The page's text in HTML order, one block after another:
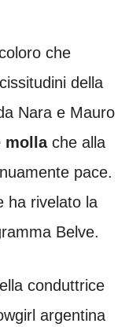
che
della
Nara e Mauro
mollache alla
pace.
ha rivelato la
Belve.
conduttrice
argentina